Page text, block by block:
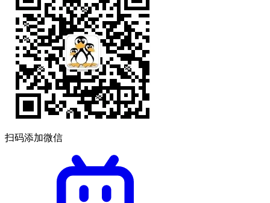
扫码添加微信